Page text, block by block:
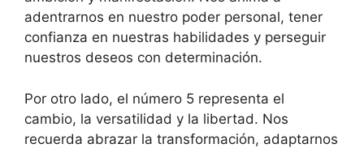
adentrarnos en nuestro poder personal, tener
confianza en nuestras habilidades y perseguir
nuestros deseos con determinación.
Por otro lado, el número 5 representa el
cambio, la versatilidad y la libertad. Nos
recuerda abrazar la transformación, adaptarnos